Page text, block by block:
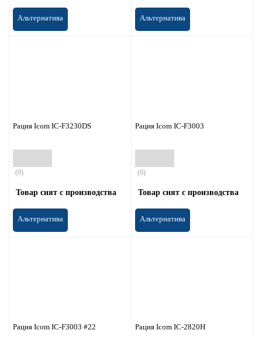
Альтернатива Альтернатива
Рация Icom IC-F3230DS
(0)
Товар снят с производства
Альтернатива
Рация Icom IC-F3003
(0)
Товар снят с производства
Альтернатива
Рация Icom IC-F3003 #22 Рация Icom IC-2820H